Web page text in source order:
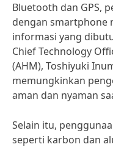
Bluetooth dan GPS,
dengan smartphone
informasi yang
Chief Technology
(AHM), Toshiyuki
memungkinkan
aman dan nyaman
Selain itu,
seperti karbon dan